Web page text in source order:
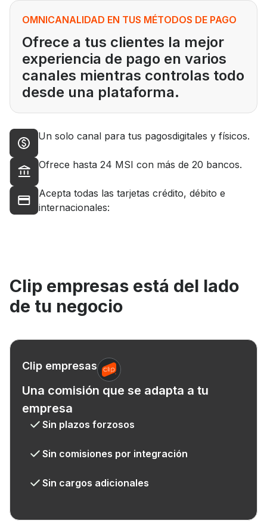
OMNICANALIDAD EN TUS MÉTODOS DE PAGO
Ofrece a tus clientes la mejor
experiencia de pago en varios
canales mientras controlas todo
desde una plataforma.
Un solo canal para tus pagosdigitales y físicos.
Ofrece hasta 24 MSI con más de 20 bancos.
Acepta todas las tarjetas crédito, débito e
internacionales:
Clip empresas está del lado
de tu negocio
Clip empresas
Una comisión que se adapta a tu
empresa
Sin plazos forzosos
Sin comisiones por integración
Sin cargos adicionales